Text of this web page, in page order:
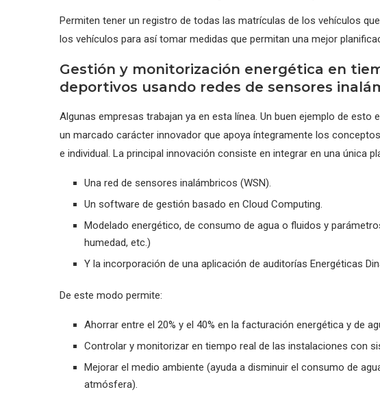
Permiten tener un registro de todas las matrículas de los vehículos
los vehículos para así tomar medidas que permitan una mejor
Gestión y monitorización energética en
deportivos usando redes de sensores
Algunas empresas trabajan ya en esta línea. Un buen ejemplo de esto
un marcado carácter innovador que apoya íntegramente los
e individual. La principal innovación consiste en integrar en una única
Una red de sensores inalámbricos (WSN).
Un software de gestión basado en Cloud Computing.
Modelado energético, de consumo de agua o fluidos y
humedad, etc.)
Y la incorporación de una aplicación de auditorías Energéticas
De este modo permite:
Ahorrar entre el 20% y el 40% en la facturación energética y de
Controlar y monitorizar en tiempo real de las instalaciones con
Mejorar el medio ambiente (ayuda a disminuir el consumo de
atmósfera).